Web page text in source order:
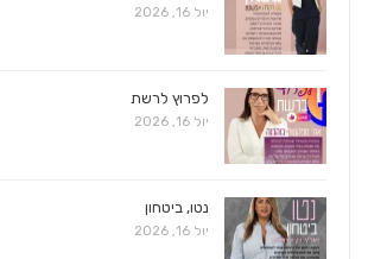
יול 16, 2026
לפרוץ לרשת
יול 16, 2026
נטו, ביטחון
יול 16, 2026